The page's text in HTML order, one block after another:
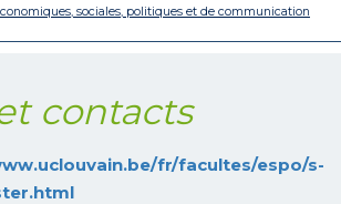
sociales, politiques et de communication
contacts
fr/facultes/espo/s-